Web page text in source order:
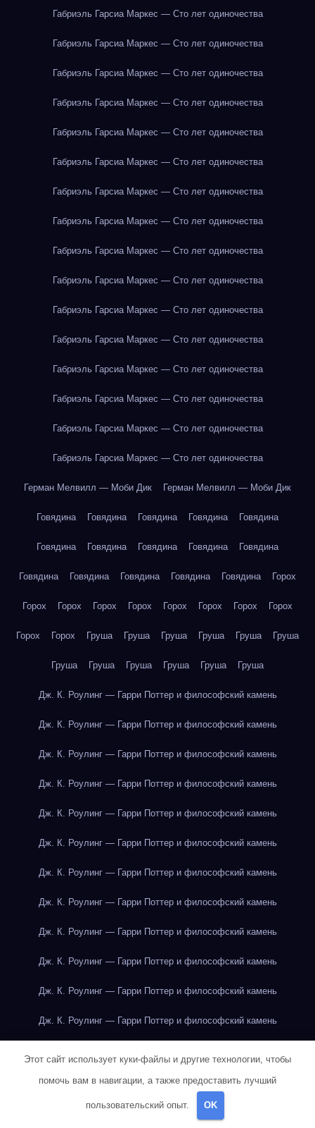
Габриэль Гарсиа Маркес — Сто лет одиночества
Габриэль Гарсиа Маркес — Сто лет одиночества
Габриэль Гарсиа Маркес — Сто лет одиночества
Габриэль Гарсиа Маркес — Сто лет одиночества
Габриэль Гарсиа Маркес — Сто лет одиночества
Габриэль Гарсиа Маркес — Сто лет одиночества
Габриэль Гарсиа Маркес — Сто лет одиночества
Габриэль Гарсиа Маркес — Сто лет одиночества
Габриэль Гарсиа Маркес — Сто лет одиночества
Габриэль Гарсиа Маркес — Сто лет одиночества
Габриэль Гарсиа Маркес — Сто лет одиночества
Габриэль Гарсиа Маркес — Сто лет одиночества
Габриэль Гарсиа Маркес — Сто лет одиночества
Габриэль Гарсиа Маркес — Сто лет одиночества
Габриэль Гарсиа Маркес — Сто лет одиночества
Габриэль Гарсиа Маркес — Сто лет одиночества
Герман Мелвилл — Моби Дик Герман Мелвилл — Моби Дик
Говядина Говядина Говядина Говядина Говядина
Говядина Говядина Говядина Говядина Говядина
Говядина Говядина Говядина Говядина Говядина Горох
Горох Горох Горох Горох Горох Горох Горох Горох
Горох Горох Груша Груша Груша Груша Груша Груша
Груша Груша Груша Груша Груша Груша
Дж. К. Роулинг — Гарри Поттер и философский камень
Дж. К. Роулинг — Гарри Поттер и философский камень
Дж. К. Роулинг — Гарри Поттер и философский камень
Дж. К. Роулинг — Гарри Поттер и философский камень
Дж. К. Роулинг — Гарри Поттер и философский камень
Дж. К. Роулинг — Гарри Поттер и философский камень
Дж. К. Роулинг — Гарри Поттер и философский камень
Дж. К. Роулинг — Гарри Поттер и философский камень
Дж. К. Роулинг — Гарри Поттер и философский камень
Дж. К. Роулинг — Гарри Поттер и философский камень
Дж. К. Роулинг — Гарри Поттер и философский камень
Дж. К. Роулинг — Гарри Поттер и философский камень
Дж. К. Роулинг — Гарри Поттер и философский камень
Дж. К. Роулинг — Гарри Поттер и философский камень
Этот сайт использует куки-файлы и другие технологии, чтобы
помочь вам в навигации, а также предоставить лучший
пользовательский опыт. OK